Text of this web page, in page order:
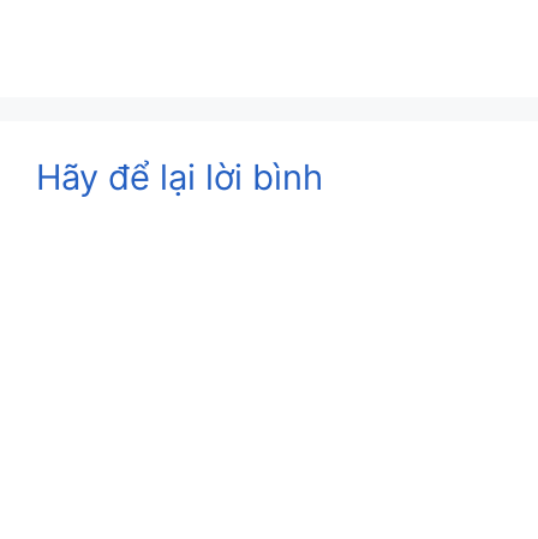
Hãy để lại lời bình